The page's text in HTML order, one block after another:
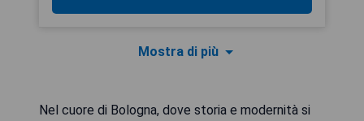
Mostra di più
Nel cuore di Bologna, dove storia e modernità si